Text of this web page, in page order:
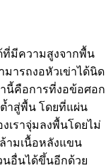
ที่มีความสูงจากพื้น
ารถงอหัวเข่าได้นิด
นี้คือการที่งอข้อศอก
ำสู่พื้น โดยที่แผ่น
เราจุ่มลงพื้นโดยไม่
ามเนื้อหลังแขน
นอื่นได้ขึ้นอีกด้วย